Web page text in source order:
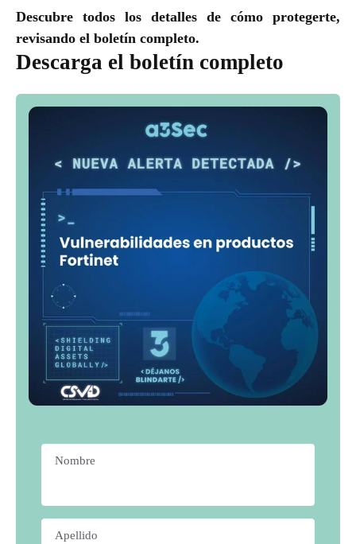
Descubre todos los detalles de cómo protegerte,
revisando el boletín completo.
Descarga el boletín completo
Nombre
Apellido